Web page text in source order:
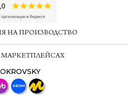
НА ПРОИЗВОДСТВО